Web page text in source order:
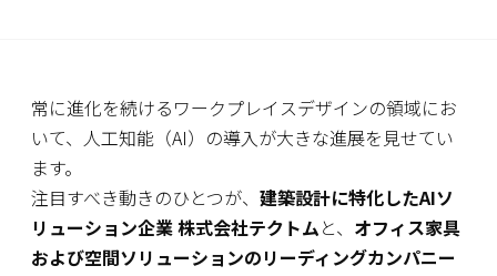
よくあるご質問
常に進化を続けるワークプレイスデザインの領域にお
いて、人工知能（AI）の導入が大きな進展を見せてい
ます。
注目すべき動きのひとつが、 建築設計に特化したAIソ
リューション企業 株式会社テクトムと、 オフィス家具
および空間ソリューションのリーディングカンパニー